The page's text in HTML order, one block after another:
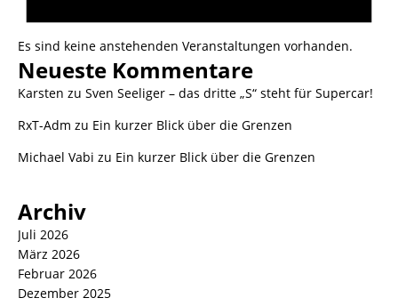
Es sind keine anstehenden Veranstaltungen vorhanden.
Neueste Kommentare
Karsten zu Sven Seeliger – das dritte „S“ steht für Supercar!
RxT-Adm zu Ein kurzer Blick über die Grenzen
Michael Vabi zu Ein kurzer Blick über die Grenzen
Archiv
Juli 2026
März 2026
Februar 2026
Dezember 2025